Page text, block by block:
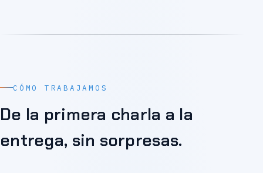
CÓMO TRABAJAMOS
De la primera charla a la
entrega, sin sorpresas.